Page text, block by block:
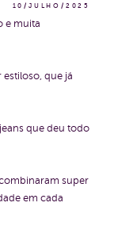
10/JULHO/2025
e muita
que já
que deu todo
super
em cada